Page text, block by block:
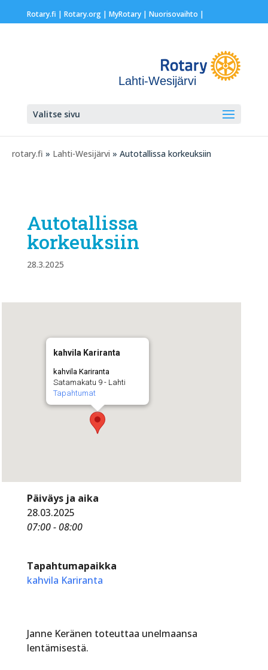
Rotary.fi | Rotary.org| MyRotary | Nuorisovaihto |
Lahti-Wesijärvi
Valitse sivu
rotary.fi » Lahti-Wesijärvi » Autotallissa korkeuksiin
Autotallissa
korkeuksiin
28.3.2025
kahvila Kariranta
kahvila Kariranta
Satamakatu 9 - Lahti
Tapahtumat
Päiväys ja aika
28.03.2025
07:00 - 08:00
Tapahtumapaikka
kahvila Kariranta
Janne Keränen toteuttaa unelmaansa
lentämisestä.